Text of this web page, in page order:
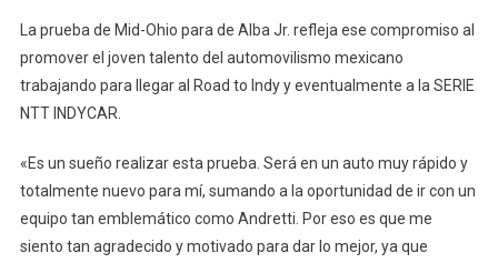
Andretti
AutoSport
Indy
La prueba de Mid-Ohio para de Alba Jr. refleja ese compromiso al
promover el joven talento del automovilismo mexicano
trabajando para llegar al Road to Indy y eventualmente a la SERIE
NTT INDYCAR.
«Es un sueño realizar esta prueba. Será en un auto muy rápido y
totalmente nuevo para mí, sumando a la oportunidad de ir con un
equipo tan emblemático como Andretti. Por eso es que me
siento tan agradecido y motivado para dar lo mejor, ya que